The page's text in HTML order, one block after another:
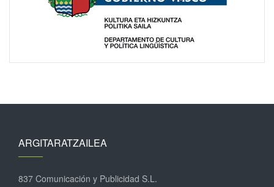
ARGITARATZAILEA
837 Comunicación y Publicidad S.L.